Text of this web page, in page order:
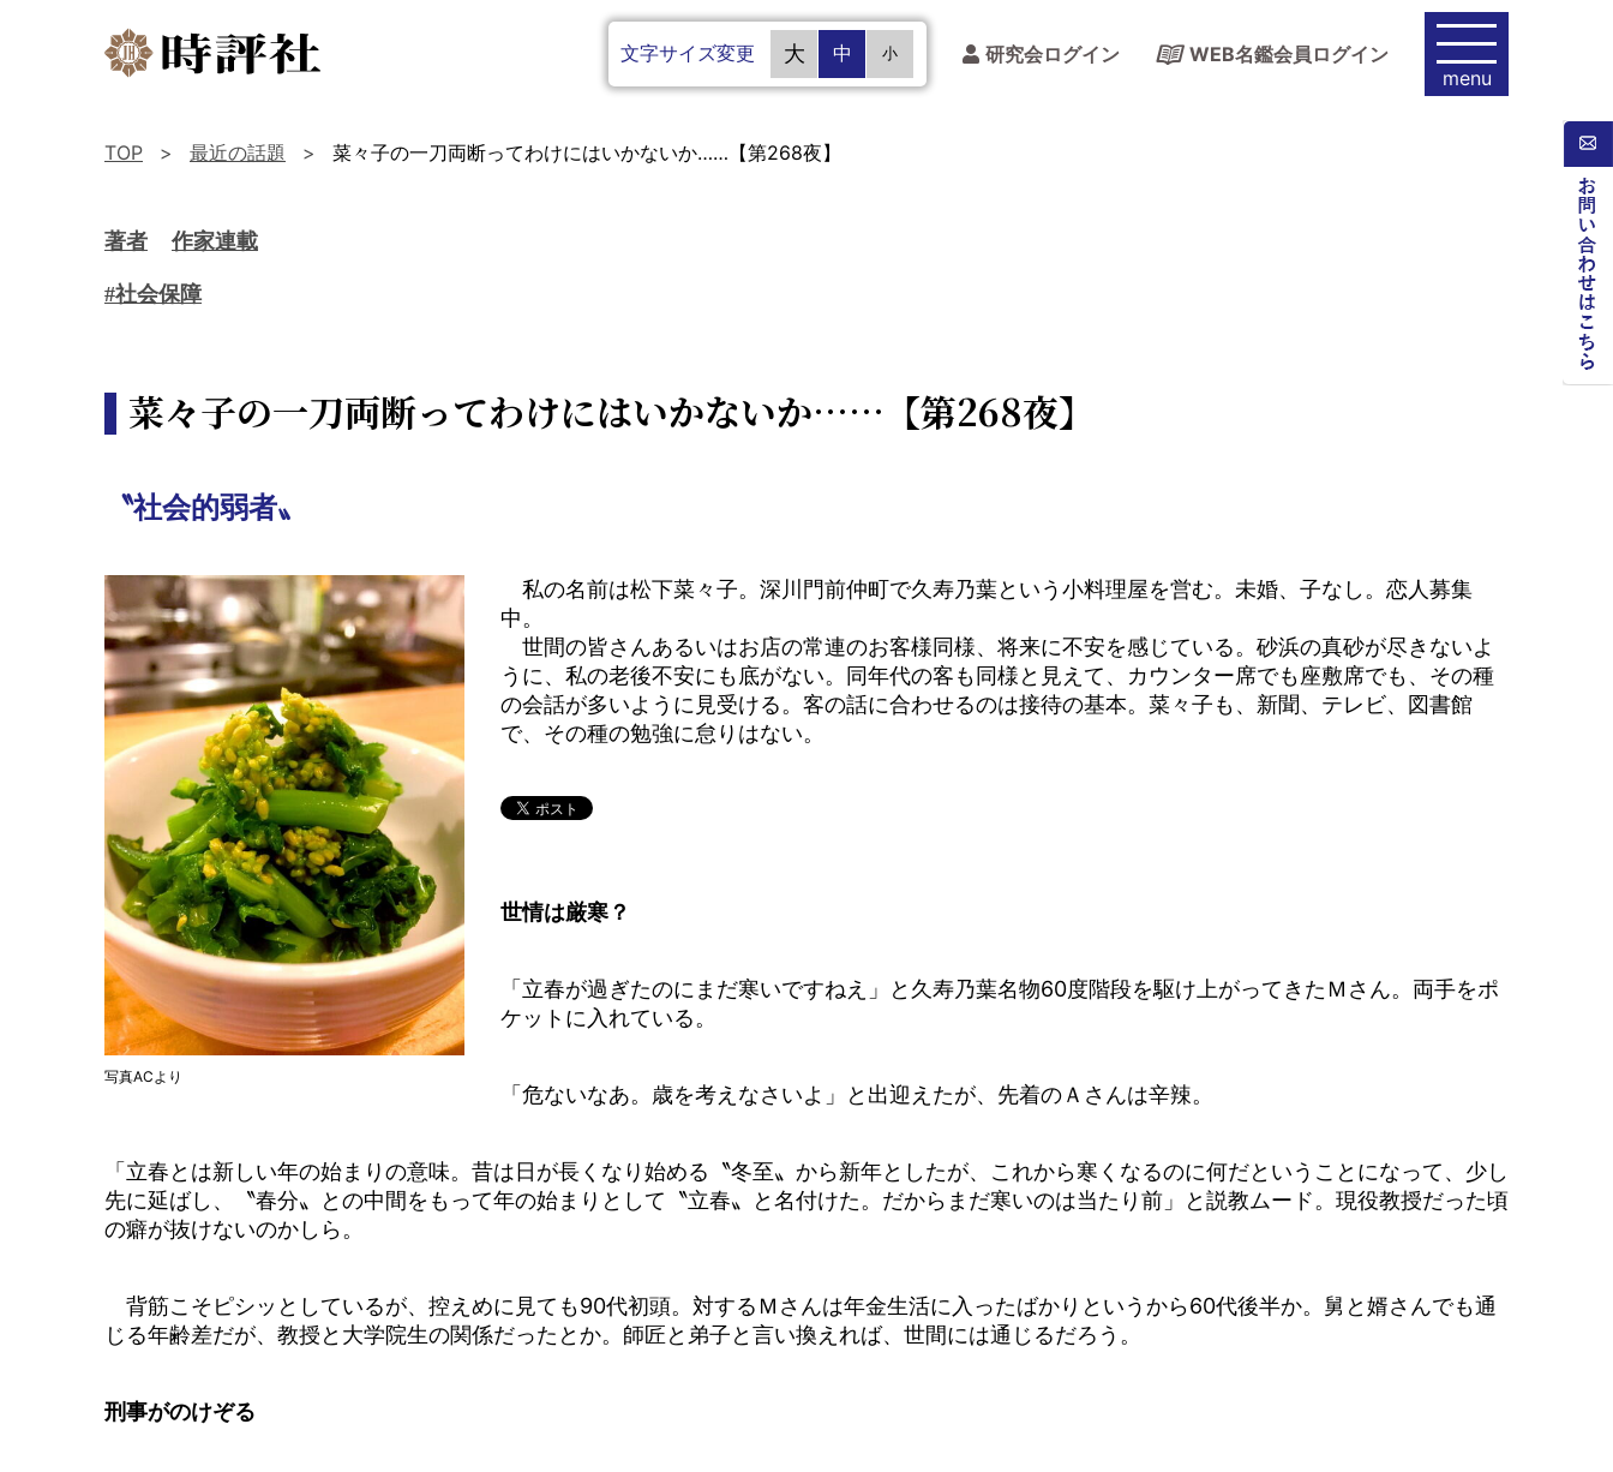
文字サイズ変更 大 中 小 研究会ログイン
WEB名鑑会員ログイン
menu
TOP 最近の話題 菜々子の一刀両断ってわけにはいかないか……【第268夜】
著者 作家連載
#社会保障
菜々子の一刀両断ってわけにはいかないか……【第268夜】
〝社会的弱者〟
写真ACより
私の名前は松下菜々子。深川門前仲町で久寿乃葉という小料理屋を営む。未婚、子なし。恋人募集
中。
世間の皆さんあるいはお店の常連のお客様同様、将来に不安を感じている。砂浜の真砂が尽きないよ
うに、私の老後不安にも底がない。同年代の客も同様と見えて、カウンター席でも座敷席でも、その種
の会話が多いように見受ける。客の話に合わせるのは接待の基本。菜々子も、新聞、テレビ、図書館
で、その種の勉強に怠りはない。
世情は厳寒？
「立春が過ぎたのにまだ寒いですねえ」と久寿乃葉名物60度階段を駆け上がってきたＭさん。両手をポ
ケットに入れている。
「危ないなあ。歳を考えなさいよ」と出迎えたが、先着のＡさんは辛辣。
「立春とは新しい年の始まりの意味。昔は日が長くなり始める〝冬至〟から新年としたが、これから寒くなるのに何だということになって、少し
先に延ばし、〝春分〟との中間をもって年の始まりとして〝立春〟と名付けた。だからまだ寒いのは当たり前」と説教ムード。現役教授だった頃
の癖が抜けないのかしら。
背筋こそピシッとしているが、控えめに見ても90代初頭。対するＭさんは年金生活に入ったばかりというから60代後半か。舅と婿さんでも通
じる年齢差だが、教授と大学院生の関係だったとか。師匠と弟子と言い換えれば、世間には通じるだろう。
刑事がのけぞる